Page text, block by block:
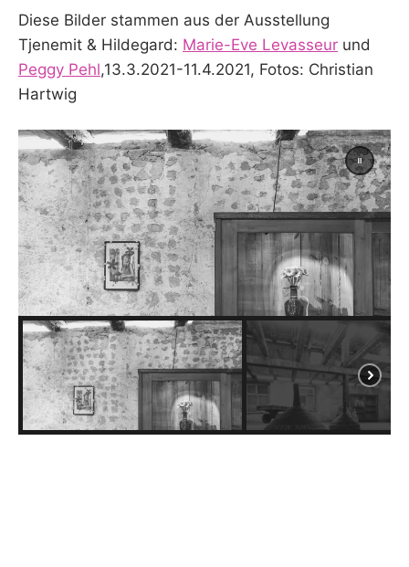
Diese Bilder stammen aus der Ausstellung
Tjenemit & Hildegard: Marie-Eve Levasseur und
Peggy Pehl,13.3.2021-11.4.2021, Fotos: Christian
Hartwig